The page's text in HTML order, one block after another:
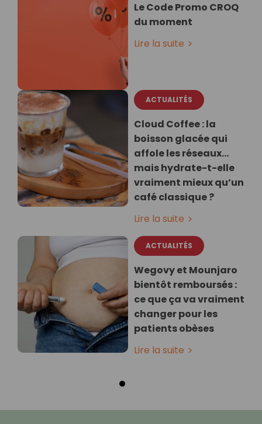
Le Code Promo CROQ
du moment
Lire la suite
ACTUALITÉS
Cloud Coffee : la
boisson glacée qui
affole les réseaux…
mais hydrate-t-elle
vraiment mieux qu’un
café classique ?
Lire la suite
ACTUALITÉS
Wegovy et Mounjaro
bientôt remboursés :
ce que ça va vraiment
changer pour les
patients obèses
Lire la suite